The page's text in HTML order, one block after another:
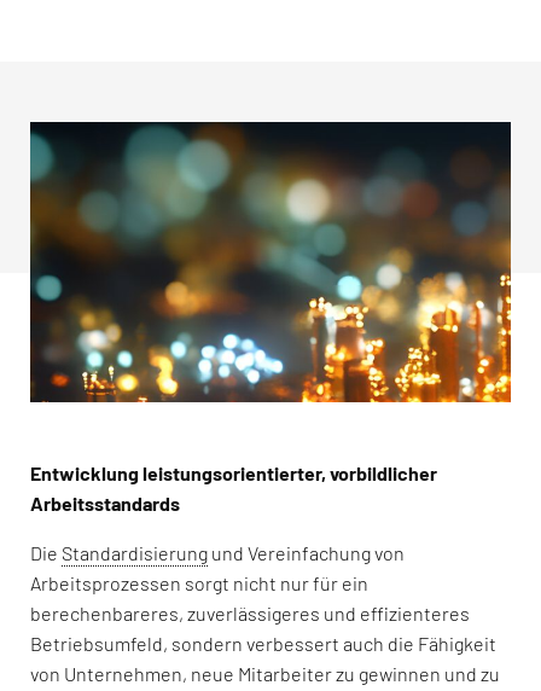
Entwicklung leistungsorientierter, vorbildlicher
Arbeitsstandards
Die Standardisierung und Vereinfachung von
Arbeitsprozessen sorgt nicht nur für ein
berechenbareres, zuverlässigeres und effizienteres
Betriebsumfeld, sondern verbessert auch die Fähigkeit
von Unternehmen, neue Mitarbeiter zu gewinnen und zu